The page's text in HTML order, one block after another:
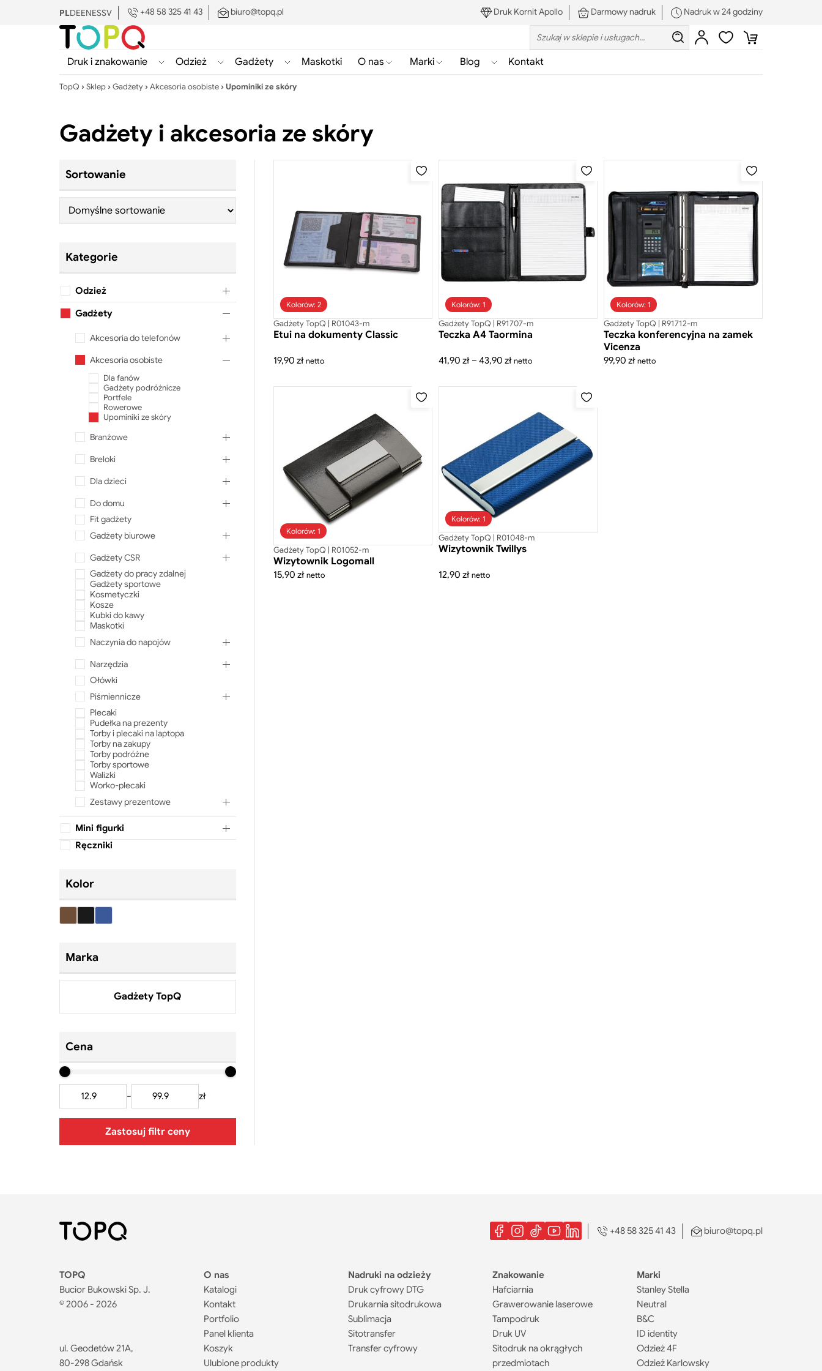
PLDEENESSV +48 58 325 41 43 biuro@topq.pl Druk Kornit Apollo Darmowy nadruk Nadruk w 24 godziny
Search: Szukaj
ZalogujUlubioneKoszyk
Druk i znakowanie
Pokaż/ukryj
znakowanie
Odzież
Pokaż/ukryj
Odzież
Gadżety
Pokaż/ukryj
Gadżety
Maskotki
Pokaż/ukryj
O nas
Pokaż/ukryj
Marki Blog
Pokaż/ukryj
Kontakt
Search:
TopQ ›Sklep ›Gadżety ›Akcesoria osobiste › Upominiki ze skóry
Gadżety i akcesoria ze skóry
Sortowanie
Kategorie
Odzież
Gadżety
Akcesoria do telefonów
Akcesoria osobiste
Dla fanów
Gadżety podróżnicze
Portfele
Rowerowe
Upominiki ze skóry
Branżowe
Breloki
Dla dzieci
Do domu
Fit gadżety
Gadżety biurowe
Gadżety CSR
Gadżety do pracy zdalnej
Gadżety sportowe
Kosmetyczki
Kosze
Kubki do kawy
Maskotki
Naczynia do napojów
Narzędzia
Ołówki
Piśmiennicze
Plecaki
Pudełka na prezenty
Torby i plecaki na laptopa
Torby na zakupy
Torby podróżne
Torby sportowe
Walizki
Worko-plecaki
Zestawy prezentowe
Mini figurki
Ręczniki
Kolor
Marka
Gadżety TopQ
Cena
Cena
minimalna
Cena
maksymalna
minimalna
-
maksymalna
zł
Zastosuj filtr ceny
Kolorów: 2
Gadżety TopQ | R01043-m
Etui na dokumenty Classic
19,90 złnetto
Kolorów: 1
Gadżety TopQ | R91707-m
Teczka A4 Taormina
41,90 zł – 43,90 złZakres
od
do
43,90 zł
netto
Kolorów: 1
Gadżety TopQ | R91712-m
Teczka konferencyjna na zamek
Vicenza
99,90 złnetto
Kolorów: 1
Gadżety TopQ | R01052-m
Wizytownik Logomall
15,90 złnetto
Kolorów: 1
Gadżety TopQ | R01048-m
Wizytownik Twillys
12,90 złnetto
+48 58 325 41 43 biuro@topq.pl
TOPQ
Bucior Bukowski Sp. J.
© 2006 - 2026
ul. Geodetów 21A,
80-298 Gdańsk
O nas
Katalogi
Kontakt
Portfolio
Panel klienta
Koszyk
Ulubione produkty
Nadruki na odzieży
Druk cyfrowy DTG
Drukarnia sitodrukowa
Sublimacja
Sitotransfer
Transfer cyfrowy
Znakowanie
Hafciarnia
Grawerowanie laserowe
Tampodruk
Druk UV
Sitodruk na okrągłych
przedmiotach
Marki
Stanley Stella
Neutral
B&C
ID identity
Odzież 4F
Odzież Karlowsky